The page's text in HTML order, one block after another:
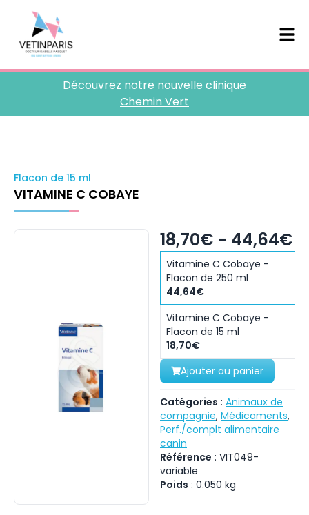
Découvrez notre nouvelle clinique
Chemin Vert
Flacon de 15 ml
VITAMINE C COBAYE
18,70€ - 44,64€
Vitamine C Cobaye -
Flacon de 250 ml
44,64€
Vitamine C Cobaye -
Flacon de 15 ml
18,70€
Ajouter au panier
Catégories : Animaux de
compagnie, Médicaments,
Perf./complt alimentaire
canin
Référence : VIT049-
variable
Poids : 0.050 kg